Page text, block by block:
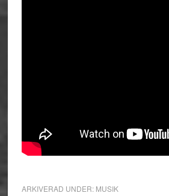
ARKIVERAD UNDER: MUSIK